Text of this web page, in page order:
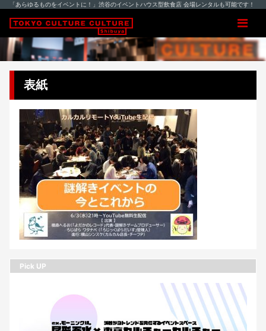
「あらゆるものをイベントに！」渋谷のイベントハウス型飲食店 会場レンタルも可能です！
表紙
Pick UP